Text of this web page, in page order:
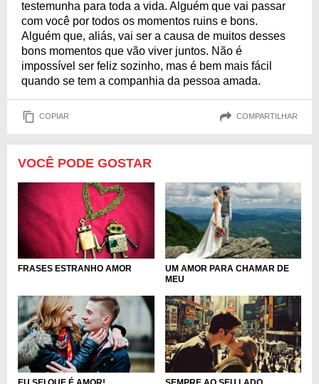
testemunha para toda a vida. Alguém que vai passar
com você por todos os momentos ruins e bons.
Alguém que, aliás, vai ser a causa de muitos desses
bons momentos que vão viver juntos. Não é
impossível ser feliz sozinho, mas é bem mais fácil
quando se tem a companhia da pessoa amada.
COPIAR COMPARTILHAR
VOCÊ PODE GOSTAR
FRASES ESTRANHO AMOR
UM AMOR PARA CHAMAR DE
MEU